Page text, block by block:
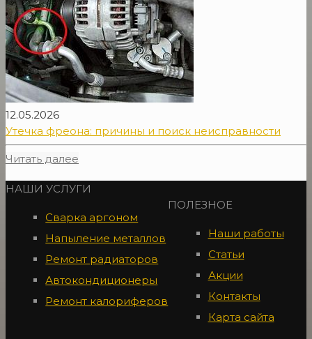
12.05.2026
Утечка фреона: причины и поиск неисправности
Читать далее
НАШИ УСЛУГИ
Сварка аргоном
Напыление металлов
Ремонт радиаторов
Автокондиционеры
Ремонт калориферов
ПОЛЕЗНОЕ
Наши работы
Статьи
Акции
Контакты
Карта сайта